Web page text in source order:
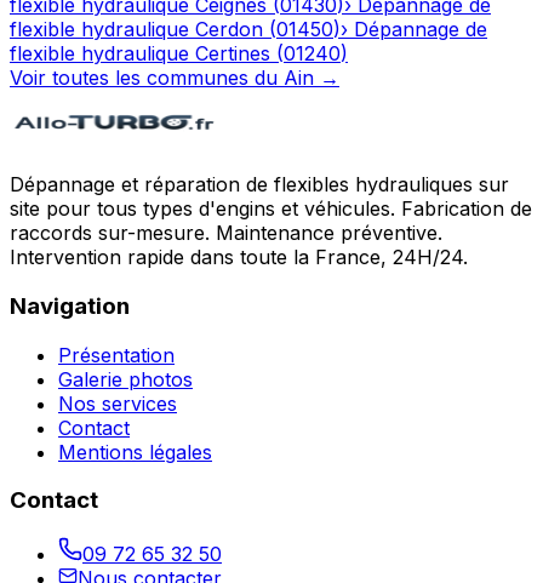
flexible hydraulique Ceignes (01430)› Dépannage de
flexible hydraulique Cerdon (01450)› Dépannage de
flexible hydraulique Certines (01240)
Voir toutes les communes du Ain →
Dépannage et réparation de flexibles hydrauliques sur
site pour tous types d'engins et véhicules. Fabrication de
raccords sur-mesure. Maintenance préventive.
Intervention rapide dans toute la France, 24H/24.
Navigation
Présentation
Galerie photos
Nos services
Contact
Mentions légales
Contact
09 72 65 32 50
Nous contacter